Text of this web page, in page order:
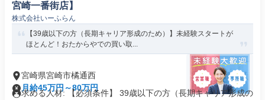
宮崎一番街店】
株式会社いーふらん
【39歳以下の方（長期キャリア形成のため）】未経験スタートが
ほとんど！おたからやでの買い取...
宮崎県宮崎市橘通西
月給45万円～80万円
求める人材: 【必須条件】 39歳以下の方（長期キャリア形成の